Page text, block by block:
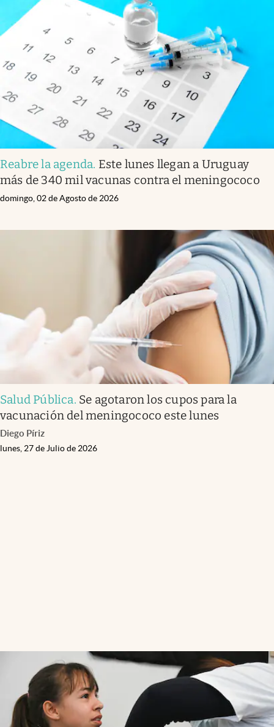
Reabre la agenda. Este lunes llegan a Uruguay
más de 340 mil vacunas contra el meningococo
domingo, 02 de Agosto de 2026
Salud Pública. Se agotaron los cupos para la
vacunación del meningococo este lunes
Diego Píriz
lunes, 27 de Julio de 2026